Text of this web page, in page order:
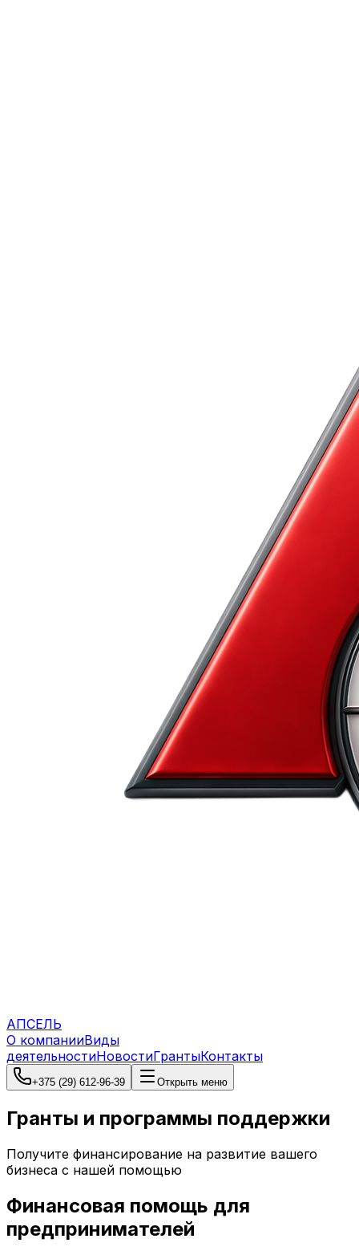
АПСЕЛЬ
О компанииВиды
деятельностиНовостиГрантыКонтакты
+375 (29) 612-96-39 Открыть меню
Гранты и программы поддержки
Получите финансирование на развитие вашего
бизнеса с нашей помощью
Финансовая помощь для
предпринимателей